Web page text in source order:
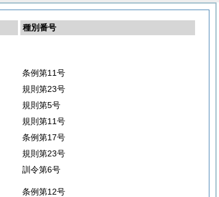
種別番号
条例第11号
規則第23号
規則第5号
規則第11号
条例第17号
規則第23号
訓令第6号
条例第12号